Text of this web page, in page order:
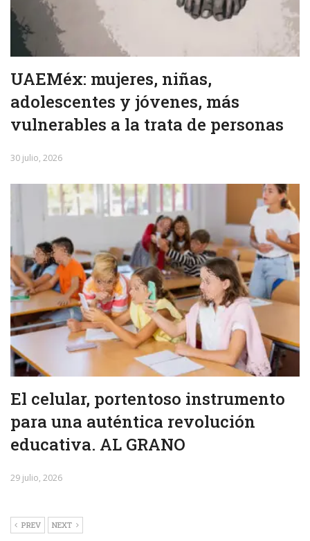
UAEMéx: mujeres, niñas,
adolescentes y jóvenes, más
vulnerables a la trata de personas
30 julio, 2026
El celular, portentoso instrumento
para una auténtica revolución
educativa. AL GRANO
29 julio, 2026
PREV NEXT